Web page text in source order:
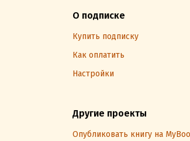
О подписке
Купить подписку
Как оплатить
Настройки
Другие проекты
Опубликовать книгу на